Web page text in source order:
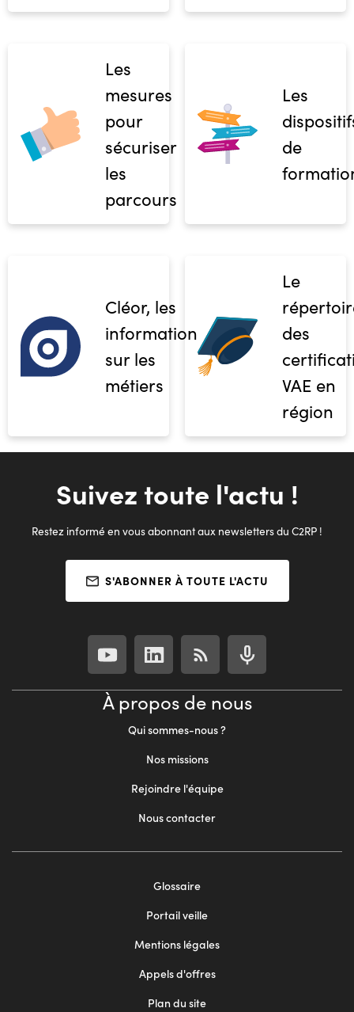
Les
mesures
pour
sécuriser
les
parcours
Les
de
Cléor, les
informations
sur les
métiers
Le
des
VAE en
région
Suivez toute l'actu !
Restez informé en vous abonnant aux newsletters du C2RP !
S'ABONNER À TOUTE L'ACTU
À propos de nous
Qui sommes-nous ?
Nos missions
Rejoindre l'équipe
Nous contacter
Glossaire
Portail veille
Mentions légales
Appels d'offres
Plan du site